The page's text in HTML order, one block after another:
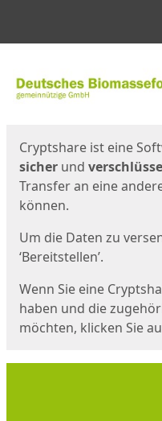
Cryptshare ist eine
sicher und
Transfer an eine
können.
Um die Daten zu
‘Bereitstellen’.
Wenn Sie eine
haben und die
möchten, klicken Sie